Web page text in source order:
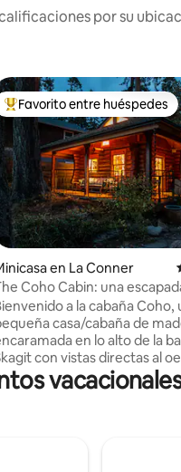
por su
4.97 de 5; 343
De los mejores en Favorito
Favorito entre huéspedes
en La Conner
Coho Cabin: una
a la cabaña Coho,
casa/cabaña de
en lo alto de la
con vistas directas al
silvestre, Whidbey Island
Construida en 2007, es
elegante, los pisos radiantes